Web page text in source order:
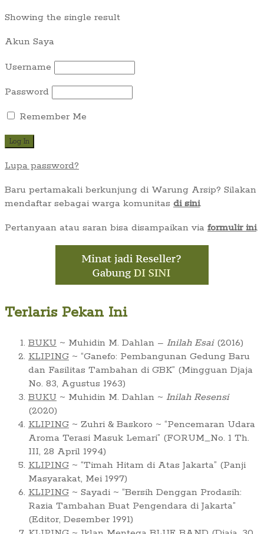
Showing the single result
Akun Saya
Username
Password
Remember Me
Lupa password?
Baru pertamakali berkunjung di Warung Arsip? Silakan
mendaftar sebagai warga komunitas di sini.
Pertanyaan atau saran bisa disampaikan via formulir ini.
Terlaris Pekan Ini
BUKU ~ Muhidin M. Dahlan – Inilah Esai(2016)
KLIPING ~ “Ganefo: Pembangunan Gedung Baru
dan Fasilitas Tambahan di GBK” (Mingguan Djaja
No. 83, Agustus 1963)
BUKU ~ Muhidin M. Dahlan ~ Inilah Resensi
(2020)
KLIPING ~ Zuhri & Baskoro ~ “Pencemaran Udara
Aroma Terasi Masuk Lemari” (FORUM_No. 1 Th.
III, 28 April 1994)
KLIPING ~ “Timah Hitam di Atas Jakarta” (Panji
Masyarakat, Mei 1997)
KLIPING ~ Sayadi ~ “Bersih Denggan Prodasih:
Razia Tambahan Buat Pengendara di Jakarta”
(Editor, Desember 1991)